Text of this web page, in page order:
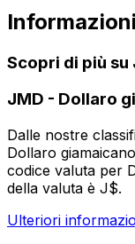
Scopri di più su
JMD - Dollaro
Dalle nostre
Dollaro
codice valuta per
della valuta è J$.
Ulteriori